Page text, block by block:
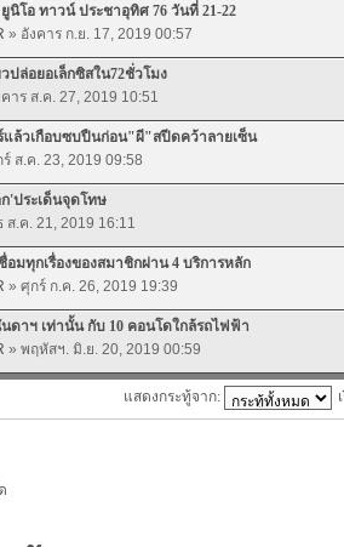
นิโอ ทาวน์ ประชาอุทิศ 76 วันที่ 21-22
» อังคาร ก.ย. 17, 2019 00:57
ปล่อยอเล็กซิสใน72ชั่วโมง
าร ส.ค. 27, 2019 10:51
แล้วเกือบซบปืนก่อน"ผี"สปีดคว้าลายเซ็น
ส.ค. 23, 2019 09:58
'ประเด็นจุดโทษ
ส.ค. 21, 2019 16:11
อมทุกเรื่องของสมาชิกผ่าน 4 บริการหลัก
» ศุกร์ ก.ค. 26, 2019 19:39
ดาฯ เท่านั้น กับ 10 คอนโดใกล้รถไฟฟ้า
» พฤหัสฯ. มิ.ย. 20, 2019 00:59
แสดงกระทู้จาก: